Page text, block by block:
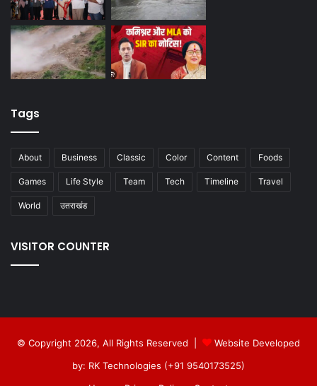
Tags
About Business Classic Color Content Foods
Games Life Style Team Tech Timeline Travel
World उतराखंड
VISITOR COUNTER
© Copyright 2026, All Rights Reserved |
Website Developed
by: RK Technologies (+91 9540173525)